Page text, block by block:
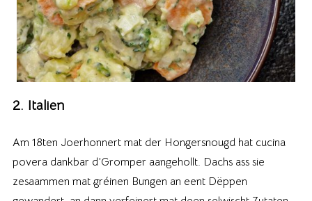
2. Italien
Am 18ten Joerhonnert mat der Hongersnougd hat cucina
povera dankbar d’Gromper aangehollt. Dachs ass sie
zesaammen mat gréinen Bungen an eent Dëppen